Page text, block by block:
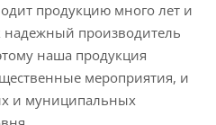
продукцию много лет и
надежный производитель
наша продукция
мероприятия, и
и муниципальных